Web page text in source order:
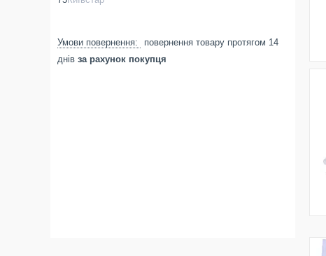
повернення товару протягом 14
днів за рахунок покупця